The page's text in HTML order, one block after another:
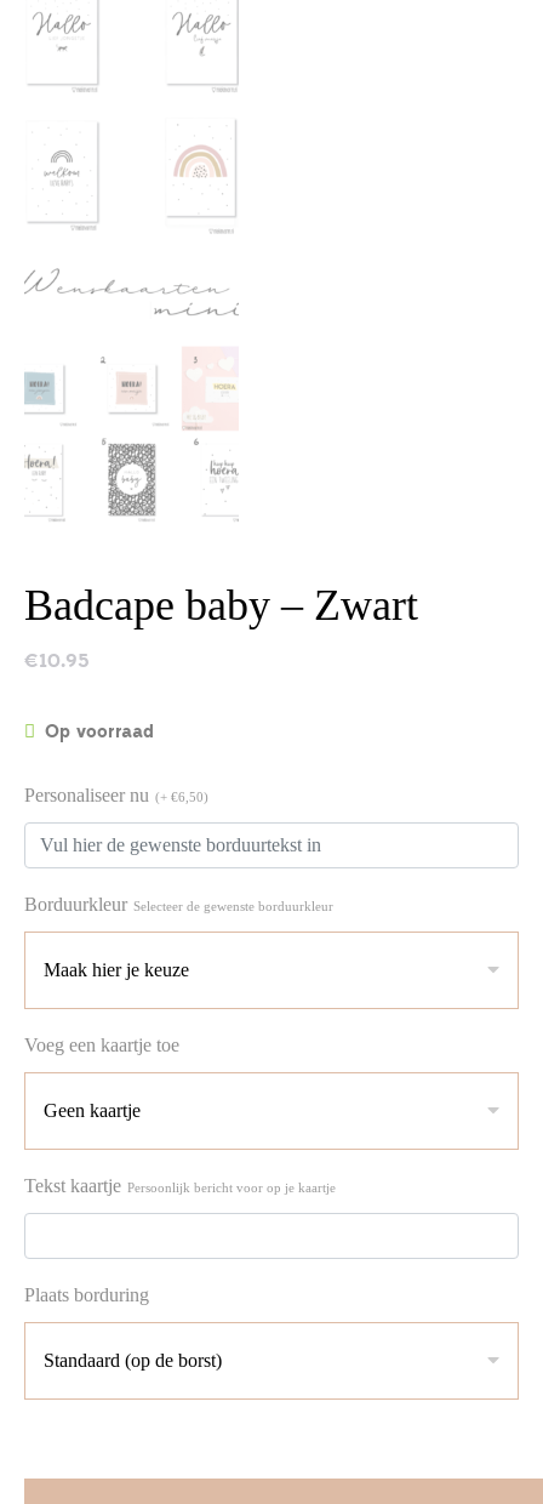
Badcape baby – Zwart
€10.95
Op voorraad
Personaliseer nu (+ €6,50)
Borduurkleur Selecteer de gewenste borduurkleur
Voeg een kaartje toe
Tekst kaartje Persoonlijk bericht voor op je kaartje
Plaats borduring